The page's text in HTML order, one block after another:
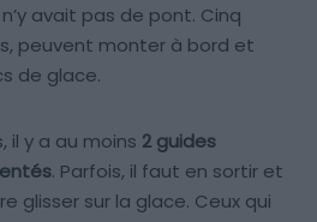
avait pas de pont. Cinq
peuvent monter à bord et
de glace.
il y a au moins 2 guides
. Parfois, il faut en sortir et
glisser sur la glace. Ceux qui